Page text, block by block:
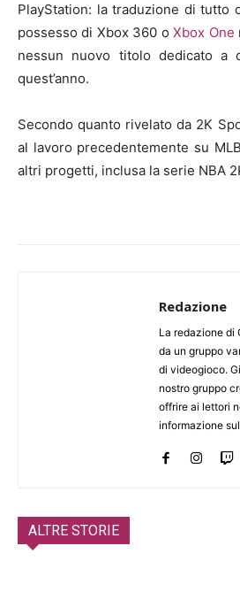
PlayStation: la traduzione di tutto
possesso di Xbox 360 oXbox One
nessun nuovo titolo dedicato a
quest’anno.
Secondo quanto rivelato da 2K
al lavoro precedentemente su
altri progetti, inclusa la serie NBA
Redazione
La redazione di
da un gruppo
di videogioco.
nostro gruppo
offrire ai lettori
informazione
ALTRE STORIE